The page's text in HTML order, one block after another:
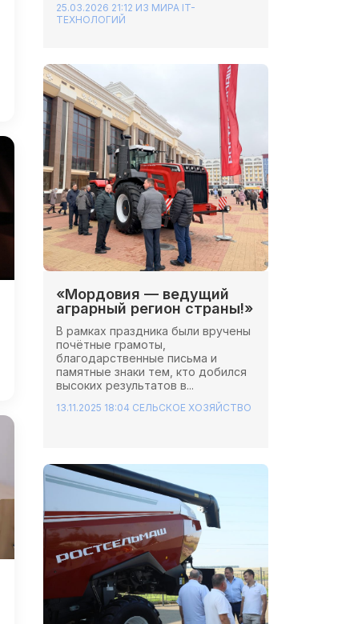
25.03.2026 21:12 ИЗ МИРА IT-
ТЕХНОЛОГИЙ
«Мордовия — ведущий
аграрный регион страны!»
В рамках праздника были вручены
почётные грамоты,
благодарственные письма и
памятные знаки тем, кто добился
высоких результатов в...
13.11.2025 18:04 СЕЛЬСКОЕ ХОЗЯЙСТВО